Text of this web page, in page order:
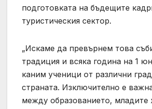
подготовката на бъдещите
туристическия сектор.
„Искаме да превърнем това
традиция и всяка година на 1
каним ученици от различни
страната. Изключително е
между образованието, младите